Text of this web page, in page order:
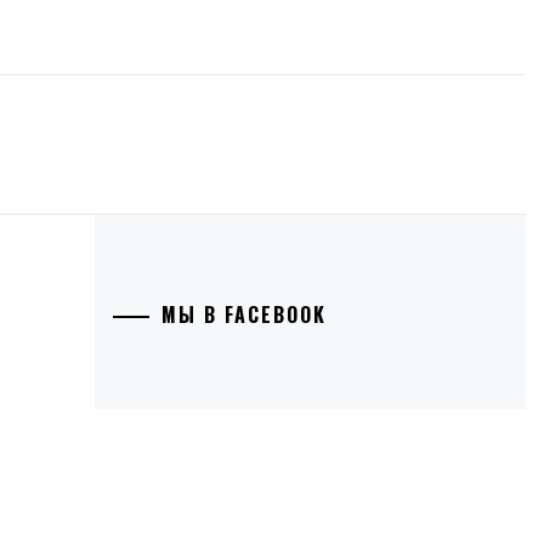
МЫ В FACEBOOK